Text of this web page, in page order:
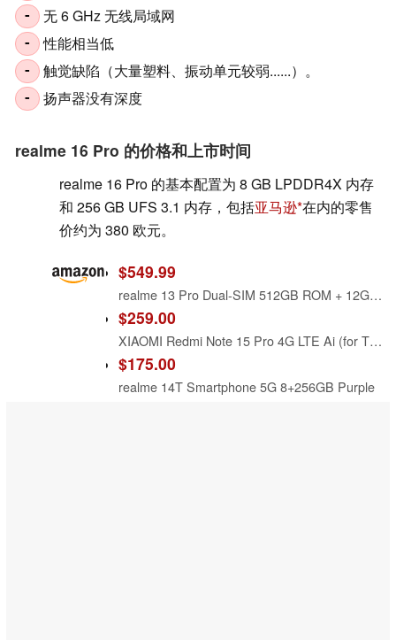
- 无 6 GHz 无线局域网
- 性能相当低
- 触觉缺陷（大量塑料、振动单元较弱......）。
- 扬声器没有深度
realme 16 Pro 的价格和上市时间
realme 16 Pro 的基本配置为 8 GB LPDDR4X 内存
和 256 GB UFS 3.1 内存，包括亚马逊 在内的零售
价约为 380 欧元。
$549.99
realme 13 Pro Dual-SIM 512GB ROM + 12GB RAM (GSM Only | No CDMA) Factory Unlocked 5G Smartphone (Emerald Green) - International Version
$259.00
XIAOMI Redmi Note 15 Pro 4G LTE Ai (for Tmobile Mint Tello & Global) (256GB + 8GB) 6.77" 120Hz 200MP AI Camera Model 25100RA69G Unlocked Dual Sim Liberado (Black)
$175.00
realme 14T Smartphone 5G 8+256GB Purple